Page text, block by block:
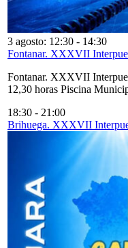
3 agosto: 12:30 - 14:30
Fontanar. XXXVII
Fontanar. XXXVII
12,30 horas Piscina
18:30 - 21:00
Brihuega. XXXVII